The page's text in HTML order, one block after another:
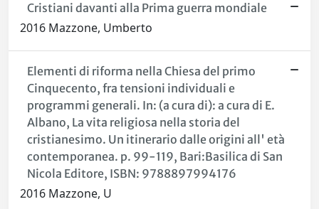
Cristiani davanti alla Prima guerra mondiale
2016 Mazzone, Umberto
Elementi di riforma nella Chiesa del primo
Cinquecento, fra tensioni individuali e
programmi generali. In: (a cura di): a cura di E.
Albano, La vita religiosa nella storia del
cristianesimo. Un itinerario dalle origini all' età
contemporanea. p. 99-119, Bari:Basilica di San
Nicola Editore, ISBN: 9788897994176
2016 Mazzone, U